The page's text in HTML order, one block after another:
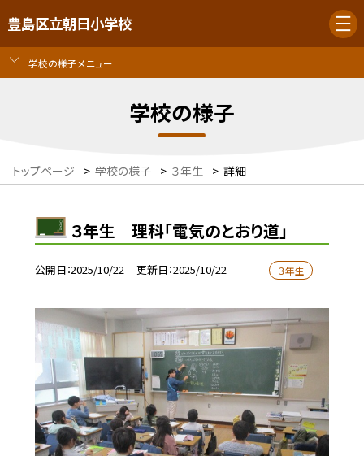
豊島区立朝日小学校
学校の様子メニュー
学校の様子
トップページ > 学校の様子 > ３年生 > 詳細
３年生 理科「電気のとおり道」
公開日 2025/10/22 更新日 2025/10/22 ３年生